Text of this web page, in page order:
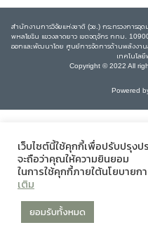
สำนักงานการวิจัยแห่งชาติ (วช.) กระทรวงการ
พหลโยธิน แขวงลาดยาว เขตจตุจักร กทม.
ออกและพัฒนาโดย ศูนย์การจัดการด้านพลังงา
เทคโนโล
Copyright © 2022 All
Powered
เว็บไซต์นี้ใช้คุกกี้เพื่อปรับปรุง
จะถือว่าคุณให้ความยินยอม
ในการใช้คุกกี้ภายใต้นโยบายก
เติม
ยอมรับทั้งหมด